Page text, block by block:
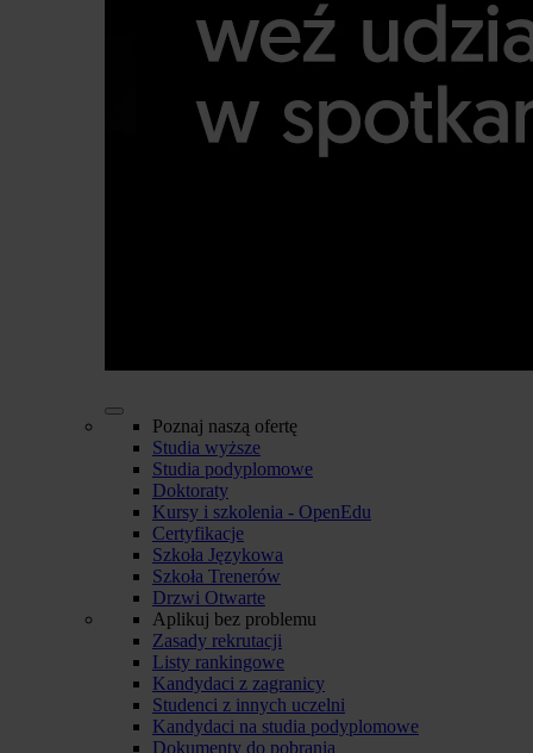
Poznaj naszą ofertę
Studia wyższe
Studia podyplomowe
Doktoraty
Kursy i szkolenia - OpenEdu
Certyfikacje
Szkoła Językowa
Szkoła Trenerów
Drzwi Otwarte
Aplikuj bez problemu
Zasady rekrutacji
Listy rankingowe
Kandydaci z zagranicy
Studenci z innych uczelni
Kandydaci na studia podyplomowe
Dokumenty do pobrania